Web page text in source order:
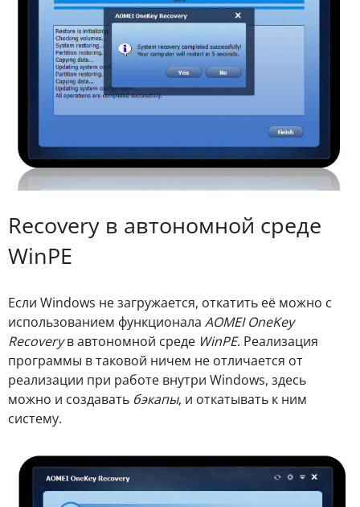
Recovery в автономной среде
WinPE
Если Windows не загружается, откатить её можно с
использованием функционала AOMEI OneKey
Recoveryв автономной среде WinPE. Реализация
программы в таковой ничем не отличается от
реализации при работе внутри Windows, здесь
можно и создавать бэкапы, и откатывать к ним
систему.